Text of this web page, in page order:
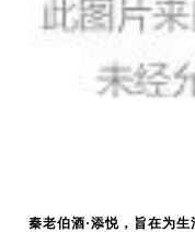
秦老伯酒·添悦，旨在为